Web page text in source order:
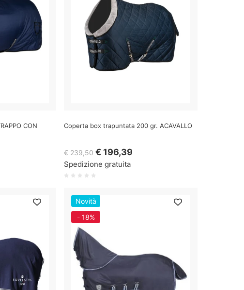
CON
Coperta box trapuntata 200 gr. ACAVALLO
€ 239,50 € 196,39
Spedizione gratuita
Novità
- 18%